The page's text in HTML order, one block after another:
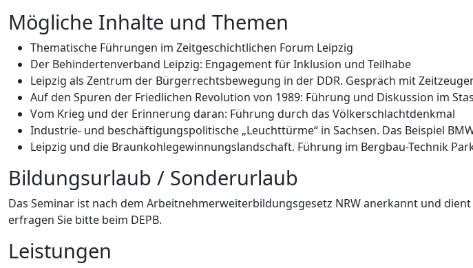
Mögliche Inhalte und Themen
Thematische Führungen im Zeitgeschichtlichen Forum Leipzig
Der Behindertenverband Leipzig: Engagement für Inklusion und Teilhabe
Leipzig als Zentrum der Bürgerrechtsbewegung in der DDR. Gespräch mit
Auf den Spuren der Friedlichen Revolution von 1989: Führung und Diskussion im
Vom Krieg und der Erinnerung daran: Führung durch das Völkerschlachtdenkmal
Industrie- und beschäftigungspolitische „Leuchttürme“ in Sachsen. Das Beispiel
Leipzig und die Braunkohlegewinnungslandschaft. Führung im Bergbau-Technik
Bildungsurlaub / Sonderurlaub
Das Seminar ist nach dem Arbeitnehmerweiterbildungsgesetz NRW anerkannt und
erfragen Sie bitte beim DEPB.
Leistungen